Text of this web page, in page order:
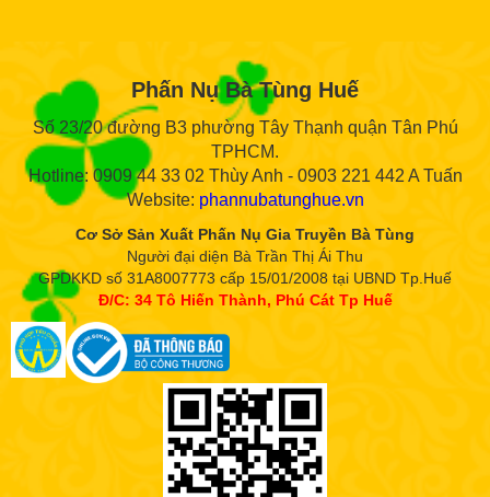
Phấn Nụ Bà Tùng Huế
Số 23/20 đường B3 phường Tây Thạnh quận Tân Phú
TPHCM.
Hotline: 0909 44 33 02 Thùy Anh - 0903 221 442 A Tuấn
Website: phannubatunghue.vn
Cơ Sở Sản Xuất Phấn Nụ Gia Truyền Bà Tùng
Người đại diện Bà Trần Thị Ái Thu
GPDKKD số 31A8007773 cấp 15/01/2008 tại UBND Tp.Huế
Đ/C: 34 Tô Hiến Thành, Phú Cát Tp Huế